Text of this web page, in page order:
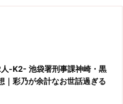
-K2- 池袋署刑事課神崎・黒
｜彩乃が余計なお世話過ぎる